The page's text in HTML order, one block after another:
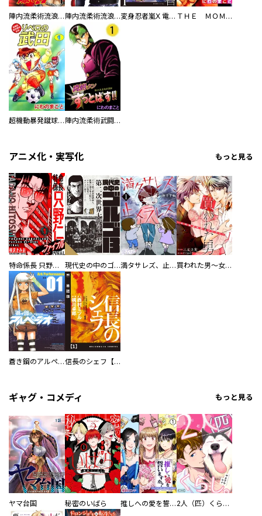
陣内流柔術流浪伝 真島、爆ぜる！！ 陣内流柔術流浪伝 真島、爆ぜる！！ 変身忍者嵐X 電子版 ＴＨＥ ＭＯＭＯＴＡＲＯＨ
超機動暴発蹴球野郎 リベロの武田 陣内流柔術武闘伝 真島クンすっとばす！！
アニメ化・実写化 もっと見る
特命係長 只野仁ファイナル 愛蔵版 現代史の中のゴルゴ13 満タサレズ、止メラレズ 買われた男～女性限定快感セラピスト～【描き下ろしおまけ付き特装版】
蒼き鋼のアルペジオ 信長のシェフ【単話版】
ギャグ・コメディ もっと見る
ヤマ台国 秘密のいばら 推しへの愛を誓いますか？～アラサー女子、推しは逃げぬが人生逃げる～ 2人（匹）くらし。